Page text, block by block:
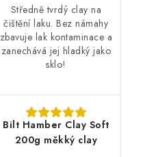
Středně tvrdý clay na
čištění laku. Bez námahy
zbavuje lak kontaminace a
zanechává jej hladký jako
sklo!
Bilt Hamber Clay Soft
200g měkký clay